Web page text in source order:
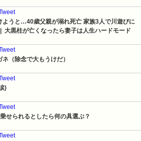
ようと…40歳父親が溺れ死亡 家族3人で川遊びに
大黒柱が亡くなったら妻子は人生ハードモード
（除念で大もうけだ）
)
せられるとしたら何の具選ぶ？